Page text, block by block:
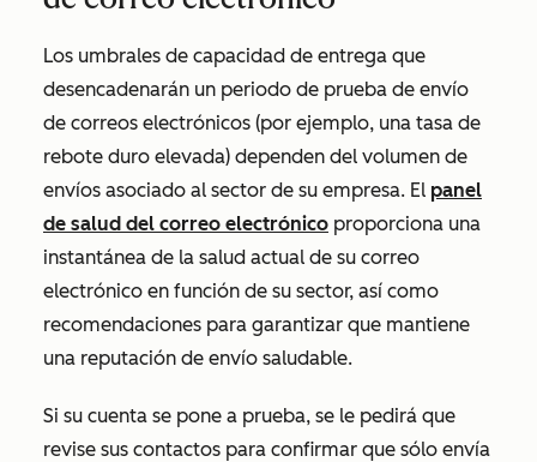
Los umbrales de capacidad de entrega que
desencadenarán un periodo de prueba de envío
de correos electrónicos (por ejemplo, una tasa de
rebote duro elevada) dependen del volumen de
envíos asociado al sector de su empresa. El panel
de salud del correo electrónico proporciona una
instantánea de la salud actual de su correo
electrónico en función de su sector, así como
recomendaciones para garantizar que mantiene
una reputación de envío saludable.
Si su cuenta se pone a prueba, se le pedirá que
revise sus contactos para confirmar que sólo envía